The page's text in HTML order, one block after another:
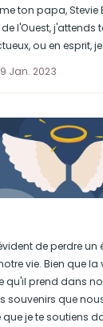
ton papa, Stevie
l'Ouest, j'attends
ou en esprit, je
Jan. 2023
de perdre un
vie. Bien que la
qu'il prend dans
souvenirs que
que je te soutiens